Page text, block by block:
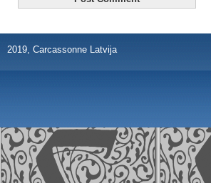
2019, Carcassonne Latvija